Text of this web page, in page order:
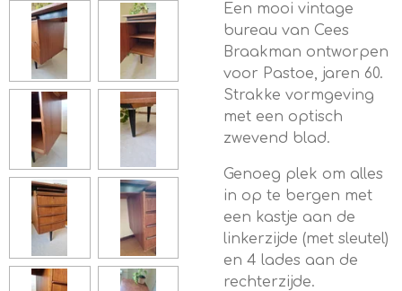
Een mooi vintage
bureau van Cees
Braakman ontworpen
voor Pastoe, jaren 60.
Strakke vormgeving
met een optisch
zwevend blad.
Genoeg plek om alles
in op te bergen met
een kastje aan de
linkerzijde (met sleutel)
en 4 lades aan de
rechterzijde.